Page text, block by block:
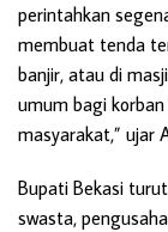
perintahkan
membuat tenda
banjir, atau di
umum bagi
masyarakat,” ujar
Bupati Bekasi
swasta,